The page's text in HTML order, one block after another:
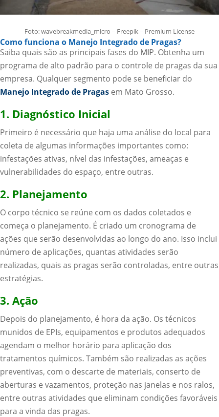
Foto: wavebreakmedia_micro – Freepik – Premium License
Como funciona o Manejo Integrado de Pragas?
Saiba quais são as principais fases do MIP. Obtenha um
programa de alto padrão para o controle de pragas da sua
empresa. Qualquer segmento pode se beneficiar do
Manejo Integrado de Pragas em Mato Grosso.
1. Diagnóstico Inicial
Primeiro é necessário que haja uma análise do local para
coleta de algumas informações importantes como:
infestações ativas, nível das infestações, ameaças e
vulnerabilidades do espaço, entre outras.
2. Planejamento
O corpo técnico se reúne com os dados coletados e
começa o planejamento. É criado um cronograma de
ações que serão desenvolvidas ao longo do ano. Isso inclui
número de aplicações, quantas atividades serão
realizadas, quais as pragas serão controladas, entre outras
estratégias.
3. Ação
Depois do planejamento, é hora da ação. Os técnicos
munidos de EPIs, equipamentos e produtos adequados
agendam o melhor horário para aplicação dos
tratamentos químicos. Também são realizadas as ações
preventivas, com o descarte de materiais, conserto de
aberturas e vazamentos, proteção nas janelas e nos ralos,
entre outras atividades que eliminam condições favoráveis
para a vinda das pragas.